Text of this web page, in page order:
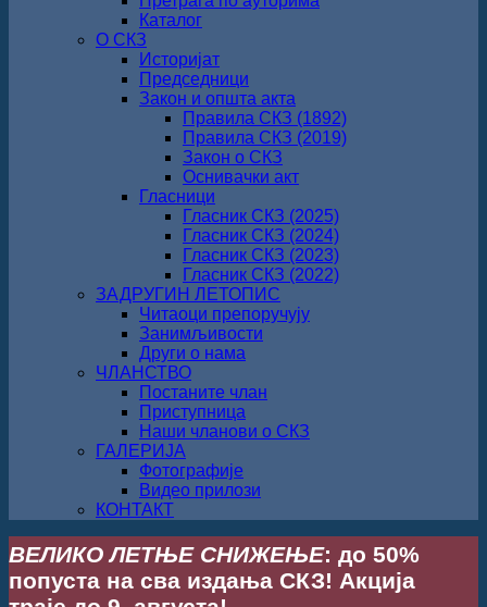
Каталог
О СКЗ
Историјат
Председници
Закон и општа акта
Правила СКЗ (1892)
Правила СКЗ (2019)
Закон о СКЗ
Оснивачки акт
Гласници
Гласник СКЗ (2025)
Гласник СКЗ (2024)
Гласник СКЗ (2023)
Гласник СКЗ (2022)
ЗАДРУГИН ЛЕТОПИС
Читаоци препоручују
Занимљивости
Други о нама
ЧЛАНСТВО
Постаните члан
Приступница
Наши чланови о СКЗ
ГАЛЕРИЈА
Фотографије
Видео прилози
КОНТАКТ
ВЕЛИКО ЛЕТЊЕ СНИЖЕЊЕ: до 50%
попуста на сва издања СКЗ! Акција